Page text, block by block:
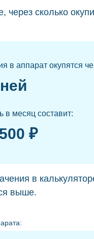
через сколько
в аппарат окупятся
в месяц составит:
₽
в
выше.